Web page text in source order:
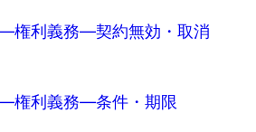
権利義務―契約無効・取消
権利義務―条件・期限